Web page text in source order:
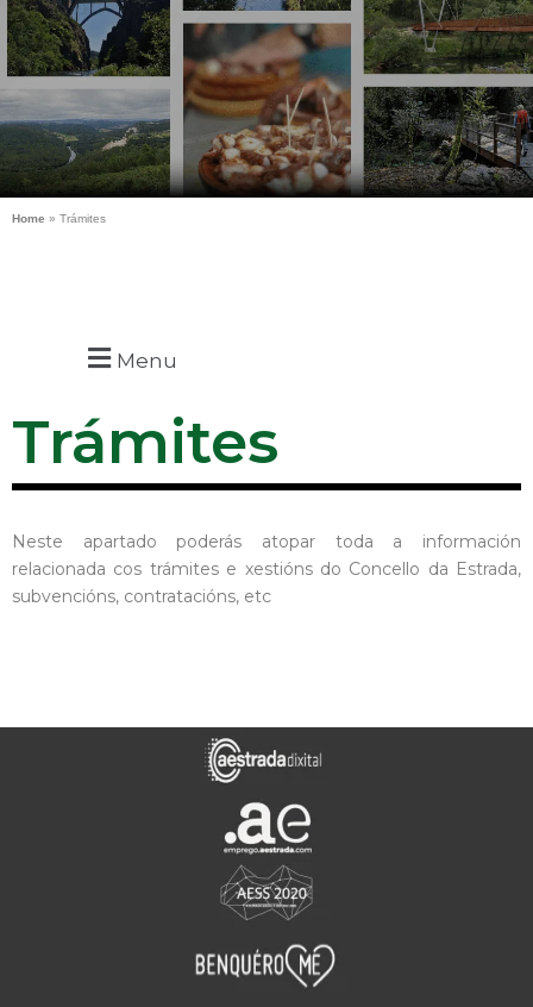
Home » Trámites
Menu
Trámites
Neste apartado poderás atopar toda a información
relacionada cos trámites e xestións do Concello da Estrada,
subvencións, contratacións, etc